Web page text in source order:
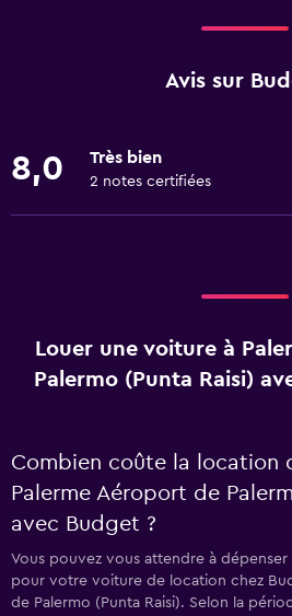
Avis sur
8,0 Très bien
2 notes certifiées
Louer une voiture à
Palermo (Punta Raisi)
Combien coûte la location
Palerme Aéroport de
avec Budget ?
Vous pouvez vous attendre à
pour votre voiture de location chez
de Palermo (Punta Raisi). Selon la